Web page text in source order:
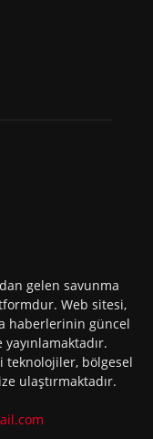
gelen savunma
Web sitesi,
haberlerinin güncel
teknolojiler, bölgesel
ulaştırmaktadır.